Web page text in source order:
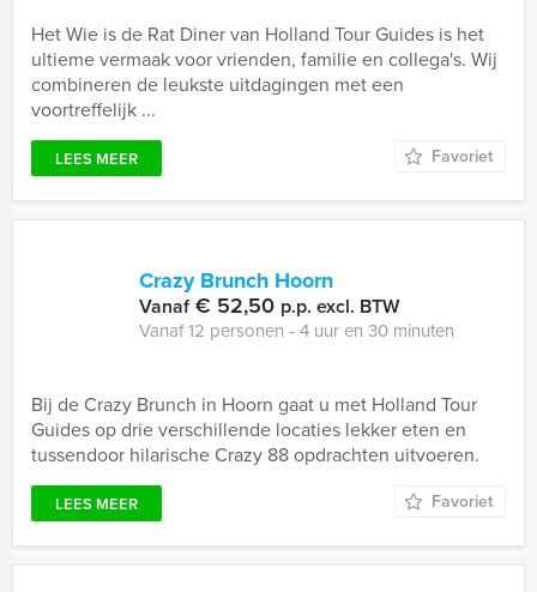
Het Wie is de Rat Diner van Holland Tour Guides is het
ultieme vermaak voor vrienden, familie en collega's. Wij
combineren de leukste uitdagingen met een
voortreffelijk ...
LEES MEER Favoriet
Crazy Brunch Hoorn
Vanaf€ 52,50 p.p. excl. BTW
Vanaf 12 personen ‐ 4 uur en 30 minuten
Bij de Crazy Brunch in Hoorn gaat u met Holland Tour
Guides op drie verschillende locaties lekker eten en
tussendoor hilarische Crazy 88 opdrachten uitvoeren.
LEES MEER Favoriet